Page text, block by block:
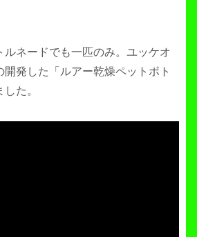
ルネードでも一匹のみ。ユッケオ
開発した「ルアー乾燥ペットボト
た。